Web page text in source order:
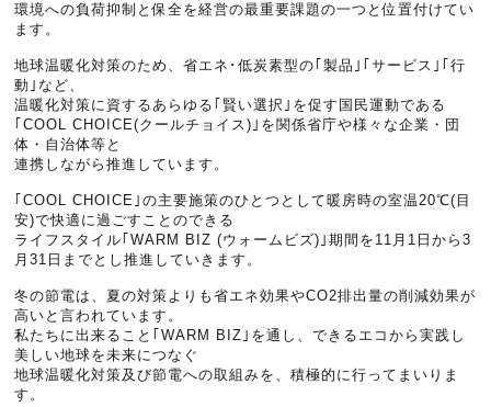
環境への負荷抑制と保全を経営の最重要課題の一つと位置付けてい
ます。
地球温暖化対策のため、省エネ･低炭素型の｢製品｣｢サービス｣｢行
動｣など、
温暖化対策に資するあらゆる｢賢い選択｣を促す国民運動である
｢COOL CHOICE(クールチョイス)｣を関係省庁や様々な企業・団
体・自治体等と
連携しながら推進しています。
｢COOL CHOICE｣の主要施策のひとつとして暖房時の室温20℃(目
安)で快適に過ごすことのできる
ライフスタイル｢WARM BIZ (ウォームビズ)｣期間を11月1日から3
月31日までとし推進していきます。
冬の節電は、夏の対策よりも省エネ効果やCO2排出量の削減効果が
高いと言われています。
私たちに出来ること｢WARM BIZ｣を通し、できるエコから実践し
美しい地球を未来につなぐ
地球温暖化対策及び節電への取組みを、積極的に行ってまいりま
す。